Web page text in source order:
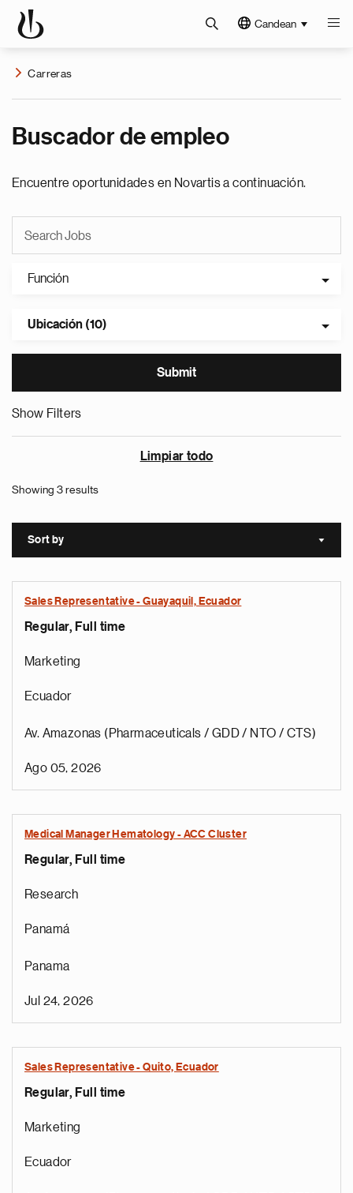
Candean
Carreras
Buscador de empleo
Encuentre oportunidades en Novartis a continuación.
Función
Ubicación (10)
Show Filters
Limpiar todo
Showing 3 results
Sort by Sort
Sales Representative - Guayaquil, Ecuador
Regular, Full time
Marketing
Ecuador
Av. Amazonas (Pharmaceuticals / GDD / NTO / CTS)
Ago 05, 2026
Medical Manager Hematology - ACC Cluster
Regular, Full time
Research
Panamá
Panama
Jul 24, 2026
Sales Representative - Quito, Ecuador
Regular, Full time
Marketing
Ecuador